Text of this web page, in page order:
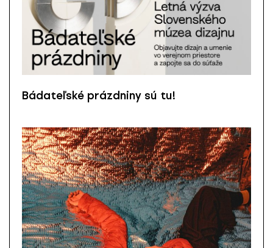
Bádateľské prázdniny sú tu!